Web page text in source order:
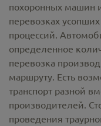
похоронных машин
перевозках
процессий.
определенное
перевозка
маршруту. Есть
транспорт разной
производителей.
проведения